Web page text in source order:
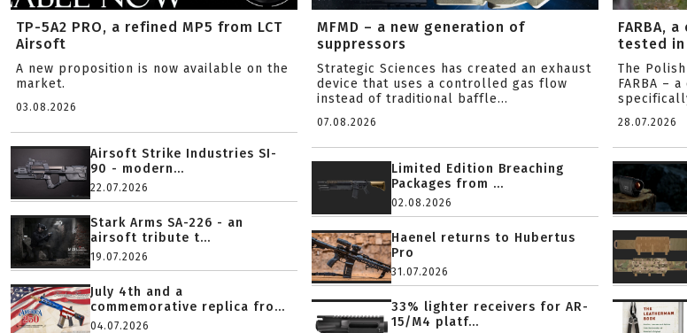
TP-5A2 PRO, a refined MP5 from LCT
Airsoft
A new proposition is now available on the
market.
03.08.2026
Airsoft Strike Industries SI-
90 - modern...
22.07.2026
Stark Arms SA-226 - an
airsoft tribute t...
19.07.2026
July 4th and a
commemorative replica fro...
04.07.2026
MFMD – a new generation of
suppressors
Strategic Sciences has created an exhaust
device that uses a controlled gas flow
instead of traditional baffle...
07.08.2026
Limited Edition Breaching
Packages from ...
02.08.2026
Haenel returns to Hubertus
Pro
31.07.2026
33% lighter receivers for AR-
15/M4 platf...
FARBA,
tested
The
FARBA –
28.07.2026